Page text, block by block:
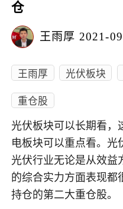
仓
王雨厚 2021-
王雨厚 光伏板块
重仓股
光伏板块可以长期看，
电板块可以重点看。光
光伏行业无论是从效益
的综合实力方面表现都
持仓的第二大重仓股。